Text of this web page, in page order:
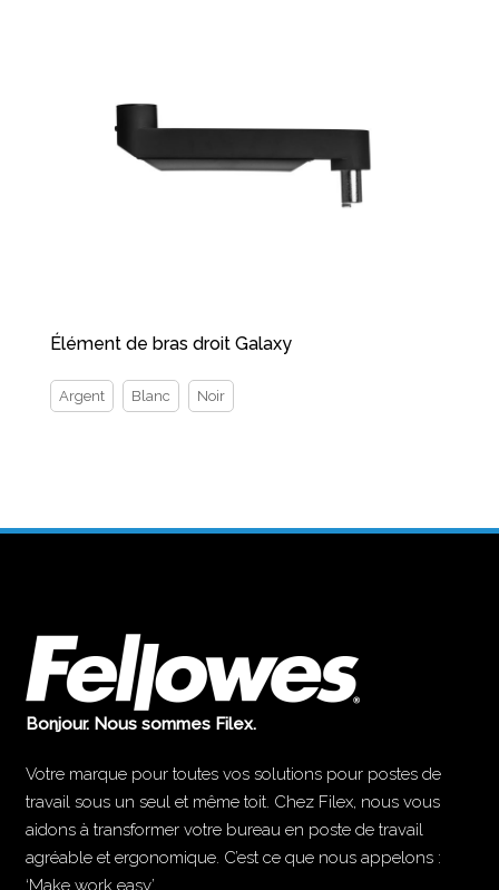
Élément de bras droit Galaxy
Argent Blanc Noir
Bonjour. Nous sommes Filex.
Votre marque pour toutes vos solutions pour postes de
travail sous un seul et même toit. Chez Filex, nous vous
aidons à transformer votre bureau en poste de travail
agréable et ergonomique. C’est ce que nous appelons :
‘Make work easy’.